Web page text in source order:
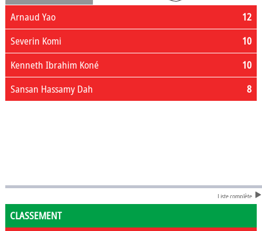
12
Arnaud Yao
10
Severin Komi
10
Kenneth Ibrahim Koné
8
Sansan Hassamy Dah
Liste complète
CLASSEMENT